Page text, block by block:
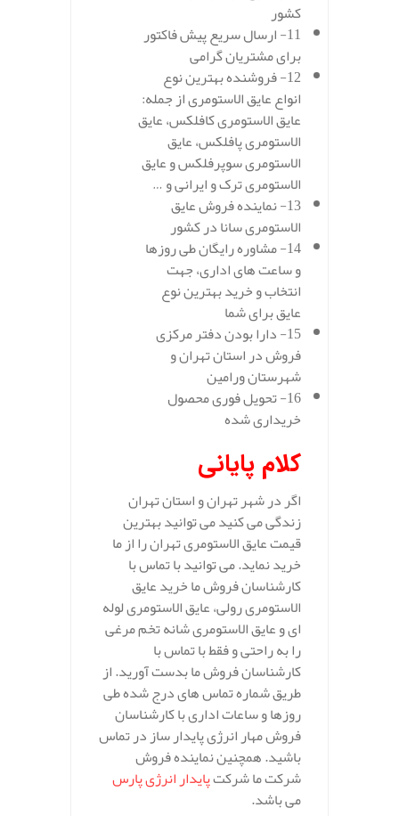
کشور
11- ارسال سریع پیش فاکتور
برای مشتریان گرامی
12- فروشنده بهترین نوع
انواع عایق الاستومری از جمله:
عایق الاستومری کافلکس، عایق
الاستومری پافلکس، عایق
الاستومری سوپرفلکس و عایق
الاستومری ترک و ایرانی و …
13- نماینده فروش عایق
الاستومری سانا در کشور
14- مشاوره رایگان طی روزها
و ساعت های اداری، جهت
انتخاب و خرید بهترین نوع
عایق برای شما
15- دارا بودن دفتر مرکزی
فروش در استان تهران و
شهرستان ورامین
16- تحویل فوری محصول
خریداری شده
کلام پایانی
اگر در شهر تهران و استان تهران
زندگی می کنید می توانید بهترین
قیمت عایق الاستومری تهران را از ما
خرید نماید. می توانید با تماس با
کارشناسان فروش ما خرید عایق
الاستومری رولی، عایق الاستومری لوله
ای و عایق الاستومری شانه تخم مرغی
را به راحتی و فقط با تماس با
کارشناسان فروش ما بدست آورید. از
طریق شماره تماس های درج شده طی
روزها و ساعات اداری با کارشناسان
فروش مهار انرژی پایدار ساز در تماس
باشید. همچنین نماینده فروش
شرکت ما شرکتپایدار انرژی پارس
می باشد.